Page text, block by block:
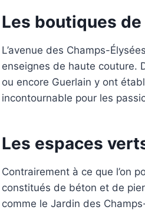
Les boutiques
L’avenue des Champs-
enseignes de haute couture.
ou encore Guerlain y ont
incontournable pour les
Les espaces
Contrairement à ce que l’on
constitués de béton et de
comme le Jardin des